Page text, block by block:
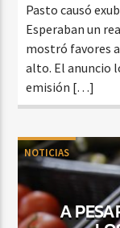
Pasto causó
Esperaban un
mostró favores
alto. El anuncio
emisión […]
NOTICIAS
A